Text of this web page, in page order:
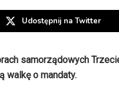
Udostępnij na Twitter
samorządowych
walkę o mandaty.